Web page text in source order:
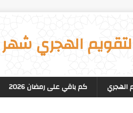
الهجري شهر
الهجري كم باقي على رمضان 2026